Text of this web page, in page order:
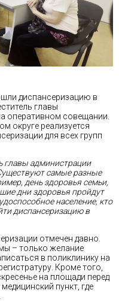
диспансеризацию в
главы
оперативном совещании.
округе реализуется
для всех групп
главы администрации
самые разные
день здоровья семьи,
дни здоровья пройдут
население, кто
диспансеризацию в
отмечен давно.
– только желание
в поликлинику на
Кроме того,
на площади перед
пункт, где